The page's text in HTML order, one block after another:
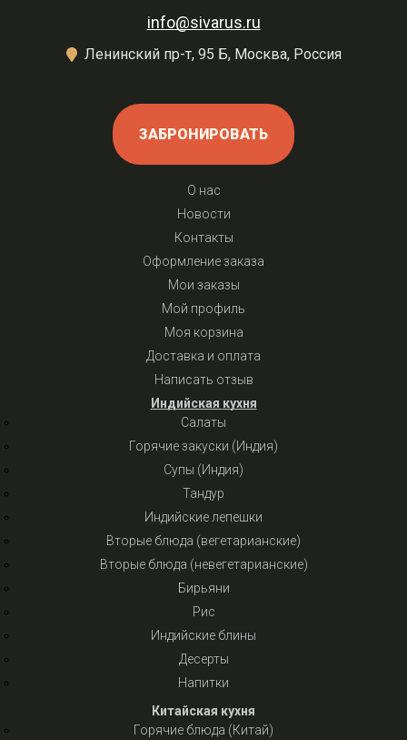
info@sivarus.ru
Ленинский пр-т, 95 Б, Москва, Россия
ЗАБРОНИРОВАТЬ
О нас
Новости
Контакты
Оформление заказа
Мои заказы
Мой профиль
Моя корзина
Доставка и оплата
Написать отзыв
Индийская кухня
Салаты
Горячие закуски (Индия)
Супы (Индия)
Тандур
Индийские лепешки
Вторые блюда (вегетарианские)
Вторые блюда (невегетарианские)
Бирьяни
Рис
Индийские блины
Десерты
Напитки
Китайская кухня
Горячие блюда (Китай)